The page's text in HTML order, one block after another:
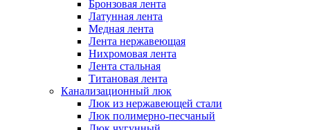
Бронзовая лента
Латунная лента
Медная лента
Лента нержавеющая
Нихромовая лента
Лента стальная
Титановая лента
Канализационный люк
Люк из нержавеющей стали
Люк полимерно-песчаный